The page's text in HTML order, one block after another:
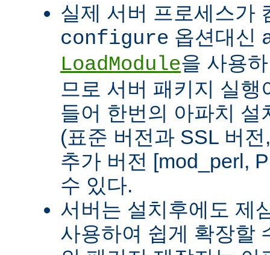
실제 서버 프로세스가
configure 옵션대신
LoadModule을 사용
므로 서버 패키지 실행
들어 한번의 아파치 설
(표준 버전과 SSL 버
추가 버전 [mod_perl,
수 있다.
서버는 설치후에도 제
사용하여 쉽게 확장할